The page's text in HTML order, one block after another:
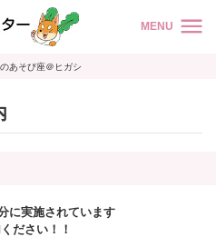
MENU
あそび座＠ヒガシ
に実施されています
ださい！！